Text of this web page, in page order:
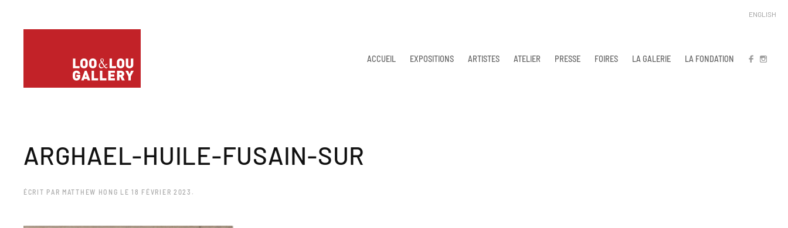
ACCUEIL EXPOSITIONS ARTISTES ATELIER PRESSE FOIRES LA GALERIE LA FONDATION FB IN
ENGLISH
ARGHAEL-HUILE-FUSAIN-SUR
ÉCRIT PAR MATTHEW HONG LE18 FÉVRIER 2023 .